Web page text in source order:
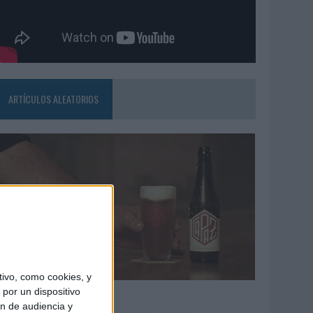
como cookies, y
un dispositivo
de audiencia y
ARTÍCULOS ALEATORIOS
08/2026